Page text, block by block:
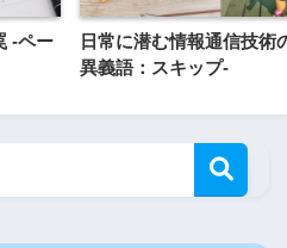
-ペー
日常に潜む情報通信技術
異義語：スキップ-